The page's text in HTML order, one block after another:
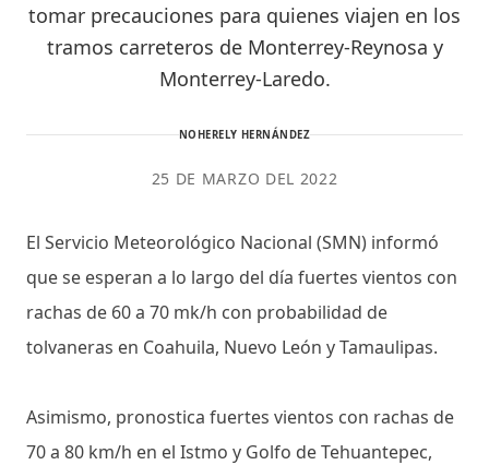
tomar precauciones para quienes viajen en los
tramos carreteros de Monterrey-Reynosa y
Monterrey-Laredo.
NOHERELY HERNÁNDEZ
25 DE MARZO DEL 2022
El Servicio Meteorológico Nacional (SMN) informó
que se esperan a lo largo del día fuertes vientos con
rachas de 60 a 70 mk/h con probabilidad de
tolvaneras en Coahuila, Nuevo León y Tamaulipas.
Asimismo, pronostica fuertes vientos con rachas de
70 a 80 km/h en el Istmo y Golfo de Tehuantepec,